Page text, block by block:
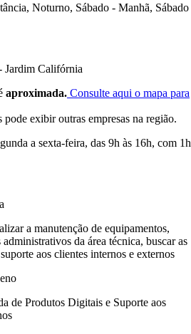
Noturno, Sábado - Manhã, Sábado
Jardim Califórnia
aproximada. Consulte aqui o mapa para
exibir outras empresas na região.
a sexta-feira, das 9h às 16h, com 1h
a manutenção de equipamentos,
da área técnica, buscar as
aos clientes internos e externos
de Produtos Digitais e Suporte aos